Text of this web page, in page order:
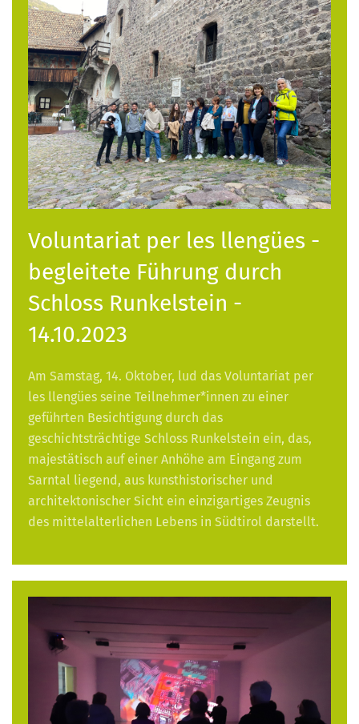
Voluntariat per les llengües -
begleitete Führung durch
Schloss Runkelstein -
14.10.2023
Am Samstag, 14. Oktober, lud das Voluntariat per
les llengües seine Teilnehmer*innen zu einer
geführten Besichtigung durch das
geschichtsträchtige Schloss Runkelstein ein, das,
majestätisch auf einer Anhöhe am Eingang zum
Sarntal liegend, aus kunsthistorischer und
architektonischer Sicht ein einzigartiges Zeugnis
des mittelalterlichen Lebens in Südtirol darstellt.